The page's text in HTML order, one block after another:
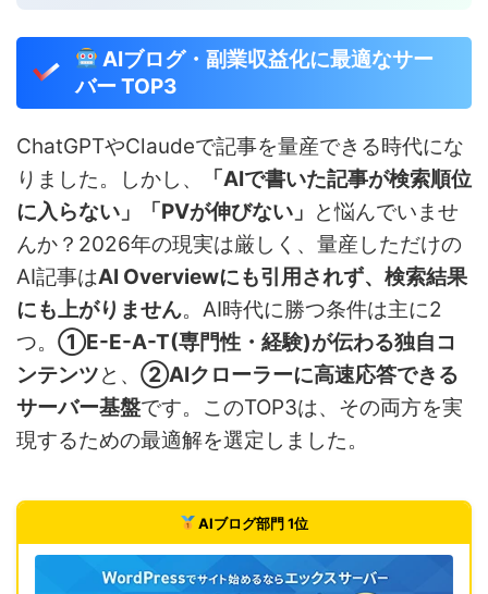
AIブログ・副業収益化に最適なサー
バー TOP3
ChatGPTやClaudeで記事を量産できる時代にな
りました。しかし、
「AIで書いた記事が検索順位
に入らない」「PVが伸びない」 と悩んでいませ
んか？2026年の現実は厳しく、量産しただけの
AI記事はAI Overviewにも引用されず、検索結果
にも上がりません。AI時代に勝つ条件は主に2
つ。 ①E-E-A-T(専門性・経験)が伝わる独自コ
ンテンツと、 ②AIクローラーに高速応答できる
サーバー基盤です。このTOP3は、その両方を実
現するための最適解を選定しました。
AIブログ部門 1位